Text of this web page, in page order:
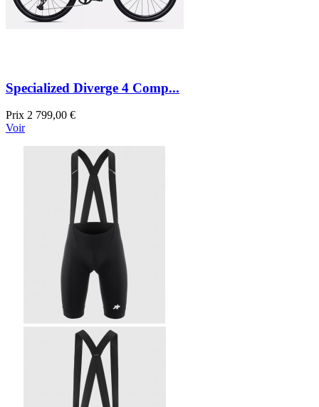
Specialized Diverge 4 Comp...
Prix 2 799,00 €
Voir